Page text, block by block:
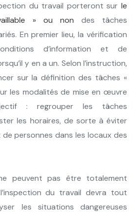
du travail porteront sur le
» ou non des tâches
En premier lieu, la vérification
d’information et de
y en a un. Selon l’instruction,
sur la définition des tâches «
les modalités de mise en œuvre
: regrouper les tâches
les horaires, de sorte à éviter
personnes dans les locaux des
peuvent pas être totalement
du travail devra tout
les situations dangereuses